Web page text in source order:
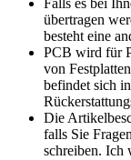
Falls es bei
übertragen
besteht eine
PCB wird für
von
befindet sich
Die
falls Sie
schreiben. Ich